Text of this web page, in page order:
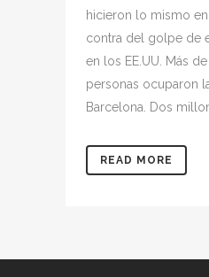
hicieron lo mismo en
contra del golpe de
en los EE.UU. Más
personas ocuparon
Barcelona. Dos
READ MORE